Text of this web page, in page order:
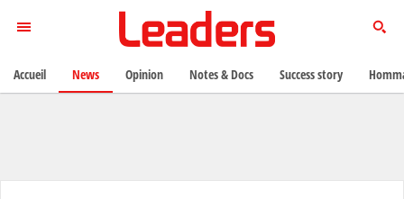
Accueil News Opinion Notes & Docs Success story